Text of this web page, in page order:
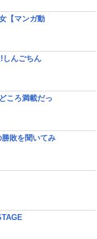
【マンガ動
しんごちん
ころ満載だっ
勝敗を聞いてみ